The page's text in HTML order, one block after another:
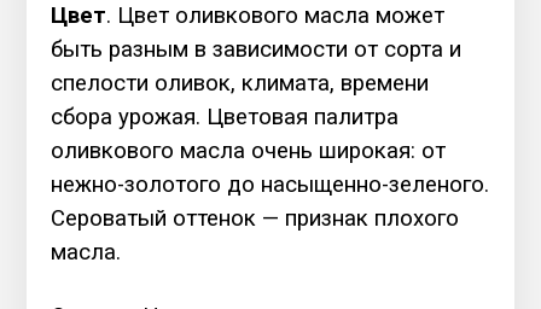
Цвет. Цвет оливкового масла может
быть разным в зависимости от сорта и
спелости оливок, климата, времени
сбора урожая. Цветовая палитра
оливкового масла очень широкая: от
нежно-золотого до насыщенно-зеленого.
Сероватый оттенок — признак плохого
масла.